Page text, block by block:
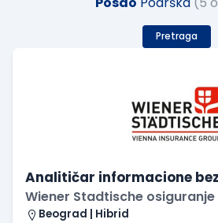
Pretraga
Analitičar informacione
Wiener Stadtische osiguranje
Beograd | Hibrid